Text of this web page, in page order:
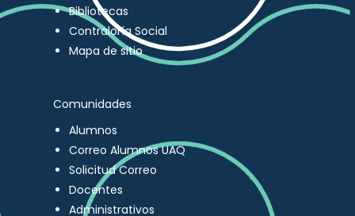
Bibliotecas
Contraloría Social
Mapa de sitio
Comunidades
Alumnos
Correo Alumnos UAQ
Solicitud Correo
Docentes
Administrativos